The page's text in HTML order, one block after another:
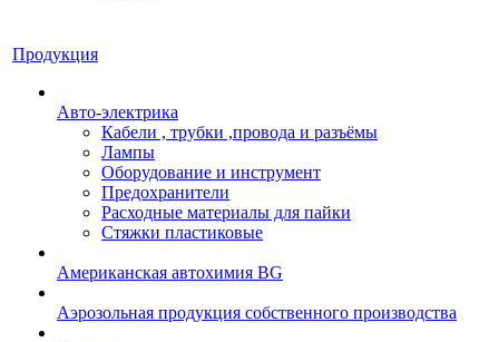
Продукция
Авто-электрика
Кабели , трубки ,провода и разъёмы
Лампы
Оборудование и инструмент
Предохранители
Расходные материалы для пайки
Стяжки пластиковые
Американская автохимия BG
Аэрозольная продукция собственного производства